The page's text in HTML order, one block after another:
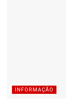
INFORMAÇÃO